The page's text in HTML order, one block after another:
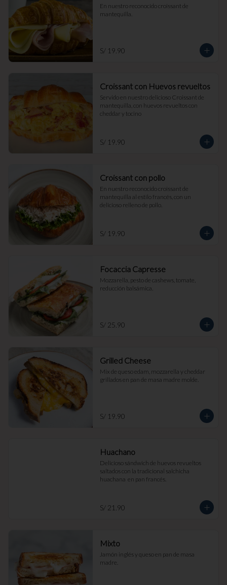
En nuestro reconocido croissant de
mantequilla.
S/ 19.90
Croissant con Huevos revueltos
Servido en nuestro delicioso Croissant de
mantequilla, con huevos revueltos con
cheddar y tocino
S/ 19.90
Croissant con pollo
En nuestro reconocido croissant de
mantequilla al estilo francés, con un
delicioso relleno de pollo.
S/ 19.90
Focaccia Capresse
Mozzarella, pesto de cashews, tomate,
reducción balsámica.
S/ 25.90
Grilled Cheese
Mix de queso edam, mozzarella y cheddar
grillados en pan de masa madre molde.
S/ 19.90
Huachano
Delicioso sándwich de huevos revueltos
saltados con la tradicional salchicha
huachana  en pan francés.
S/ 21.90
Mixto
Jamón inglés y queso en pan de masa
madre.